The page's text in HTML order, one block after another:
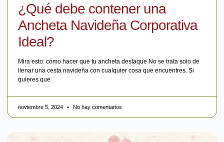
¿Qué debe contener una
Ancheta Navideña Corporativa
Ideal?
Mira esto: cómo hacer que tu ancheta destaque No se trata solo de
llenar una cesta navideña con cualquier cosa que encuentres. Si
quieres que
noviembre 5, 2024 No hay comentarios